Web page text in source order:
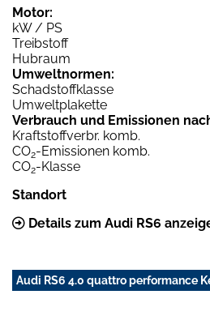
Motor:
kW / PS
Treibstoff
Hubraum
Umweltnormen:
Schadstoffklasse
Umweltplakette
Verbrauch und Emissionen
Kraftstoffverbr. komb.
CO2-Emissionen komb.
CO2-Klasse
Standort
Details zum Audi RS6
Audi RS6 4.0 quattro performance